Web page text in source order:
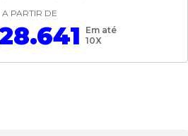
A PARTIR DE
Em até
10X